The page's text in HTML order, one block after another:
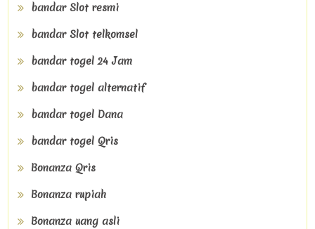
bandar Slot resmi
bandar Slot telkomsel
bandar togel 24 Jam
bandar togel alternatif
bandar togel Dana
bandar togel Qris
Bonanza Qris
Bonanza rupiah
Bonanza uang asli